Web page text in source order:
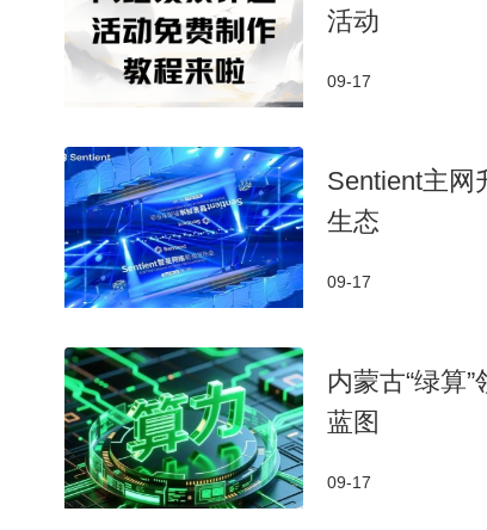
活动
09-17
​Sentient主网
生态​
09-17
内蒙古“绿算
蓝图
09-17